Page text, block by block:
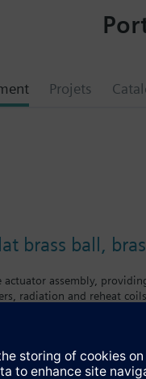
Projets
brass ball,
assembly,
radiation and reheat
operating handle that